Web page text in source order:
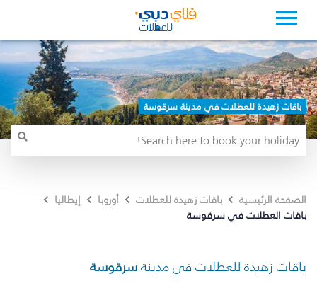
باقات زهيدة للعطلات في مدينة سرقوسة
الصفحة الرئيسية باقات زهيدة للعطلات أوروبا
إيطاليا
باقات العطلات في سرقوسة
باقات زهيدة للعطلات في مدينةسرقوسة